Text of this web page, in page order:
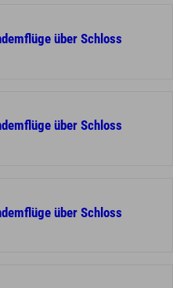
über Schloss
über Schloss
über Schloss